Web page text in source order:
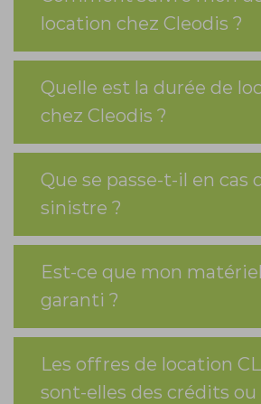
location chez Cleodis ?
Quelle est la durée de
chez Cleodis ?
Que se passe-t-il en cas
sinistre ?
Est-ce que mon
garanti ?
Les offres de location
sont-elles des crédits ou